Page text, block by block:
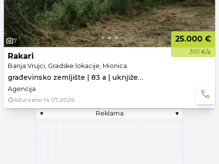
7 25.000 €
301 €/a
Rakari
Banja Vrujci, Gradske lokacije, Mionica
građevinsko zemljište | 83 a | uknjiženo
Agencija
Ažurirano 14.07.2026.
▾
Reklama ▾